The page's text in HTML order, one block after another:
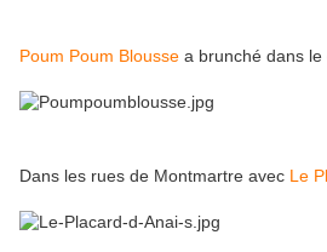
Poum Poum Blousse a brunché dans le
Dans les rues de Montmartre avec Le